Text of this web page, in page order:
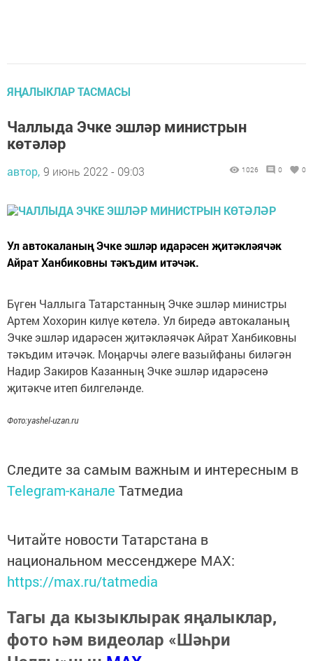
ЯҢАЛЫКЛАР ТАСМАСЫ
Чаллыда Эчке эшләр министрын
көтәләр
автор, 9 июнь 2022 - 09:03 1026 0 0
Ул автокаланың Эчке эшләр идарәсен җитәкләячәк
Айрат Ханбиковны тәкъдим итәчәк.
Бүген Чаллыга Татарстанның Эчке эшләр министры
Артем Хохорин килүе көтелә. Ул биредә автокаланың
Эчке эшләр идарәсен җитәкләячәк Айрат Ханбиковны
тәкъдим итәчәк. Моңарчы әлеге вазыйфаны биләгән
Надир Закиров Казанның Эчке эшләр идарәсенә
җитәкче итеп билгеләнде.
Фото:yashel-uzan.ru
Следите за самым важным и интересным в
Telegram-канале Татмедиа
Читайте новости Татарстана в
национальном мессенджере MАХ:
https://max.ru/tatmedia
Тагы да кызыклырак яңалыклар,
фото һәм видеолар «Шәһри